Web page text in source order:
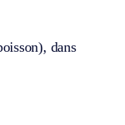
dans